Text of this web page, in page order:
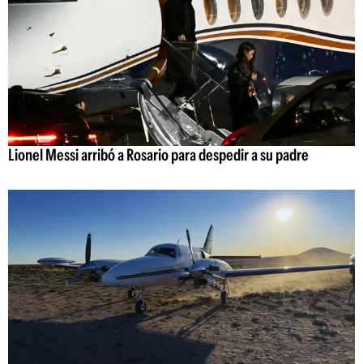
Lionel Messi arribó a Rosario para despedir a su padre